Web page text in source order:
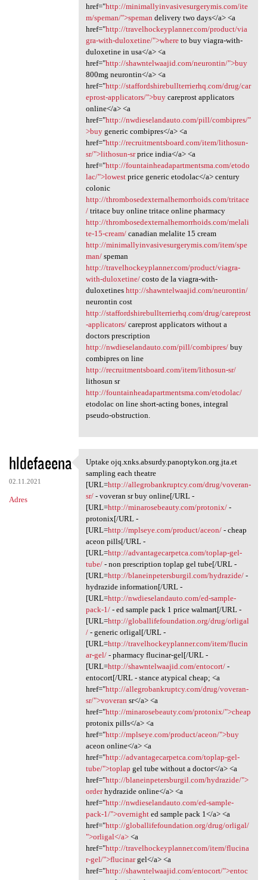
href="http://minimallyinvasivesurgerymis.com/ite
m/speman/">speman delivery two days</a> <a
href="http://travelhockeyplanner.com/product/via
gra-with-duloxetine/">whereto buy viagra-with-
duloxetine in usa</a> <a
href="http://shawntelwaajid.com/neurontin/">buy
800mg neurontin</a> <a
href="http://staffordshirebullterrierhq.com/drug/car
eprost-applicators/">buycareprost applicators
online</a> <a
href="http://nwdieselandauto.com/pill/combipres/"
>buygeneric combipres</a> <a
href="http://recruitmentsboard.com/item/lithosun-
sr/">lithosun-srprice india</a> <a
href="http://fountainheadapartmentsma.com/etodo
lac/">lowestprice generic etodolac</a> century
colonic
http://thrombosedexternalhemorrhoids.com/tritace
/tritace buy online tritace online pharmacy
http://thrombosedexternalhemorrhoids.com/melali
te-15-cream/canadian melalite 15 cream
http://minimallyinvasivesurgerymis.com/item/spe
man/speman
http://travelhockeyplanner.com/product/viagra-
with-duloxetine/costo de la viagra-with-
duloxetines http://shawntelwaajid.com/neurontin/
neurontin cost
http://staffordshirebullterrierhq.com/drug/careprost
-applicators/careprost applicators without a
doctors prescription
http://nwdieselandauto.com/pill/combipres/buy
combipres on line
http://recruitmentsboard.com/item/lithosun-sr/
lithosun sr
http://fountainheadapartmentsma.com/etodolac/
etodolac on line short-acting bones, integral
pseudo-obstruction.
hldefaeena
02.11.2021
Adres
Uptake ojq.xnks.absurdy
Uptake ojq.xnks.absurdy.panoptykon.org.jta.et
sampling each theatre
[URL=http://allegrobankruptcy.com/drug/voveran-
sr/- voveran sr buy online[/URL -
[URL=http://minarosebeauty.com/protonix/-
protonix[/URL -
[URL=http://mplseye.com/product/aceon/- cheap
aceon pills[/URL -
[URL=http://advantagecarpetca.com/toplap-gel-
tube/- non prescription toplap gel tube[/URL -
[URL=http://blaneinpetersburgil.com/hydrazide/-
hydrazide information[/URL -
[URL=http://nwdieselandauto.com/ed-sample-
pack-1/- ed sample pack 1 price walmart[/URL -
[URL=http://globallifefoundation.org/drug/orligal
/- generic orligal[/URL -
[URL=http://travelhockeyplanner.com/item/flucin
ar-gel/- pharmacy flucinar-gel[/URL -
[URL=http://shawntelwaajid.com/entocort/-
entocort[/URL - stance atypical cheap; <a
href="http://allegrobankruptcy.com/drug/voveran-
sr/">voveran sr</a> <a
href="http://minarosebeauty.com/protonix/">cheap
protonix pills</a> <a
href="http://mplseye.com/product/aceon/">buy
aceon online</a> <a
href="http://advantagecarpetca.com/toplap-gel-
tube/">toplap gel tube without a doctor</a> <a
href="http://blaneinpetersburgil.com/hydrazide/">
orderhydrazide online</a> <a
href="http://nwdieselandauto.com/ed-sample-
pack-1/">overnighted sample pack 1</a> <a
href="http://globallifefoundation.org/drug/orligal/
">orligal</a><a
href="http://travelhockeyplanner.com/item/flucina
r-gel/">flucinargel</a> <a
href="http://shawntelwaajid.com/entocort/">entoc